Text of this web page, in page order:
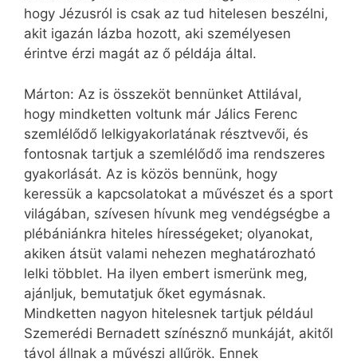
hogy Jézusról is csak az tud hitelesen beszélni,
akit igazán lázba hozott, aki személyesen
érintve érzi magát az ő példája által.
Márton: Az is összeköt bennünket Attilával,
hogy mindketten voltunk már Jálics Ferenc
szemlélődő lelkigyakorlatának résztvevői, és
fontosnak tartjuk a szemlélődő ima rendszeres
gyakorlását. Az is közös bennünk, hogy
keressük a kapcsolatokat a művészet és a sport
világában, szívesen hívunk meg vendégségbe a
plébániánkra hiteles hírességeket; olyanokat,
akiken átsüt valami nehezen meghatározható
lelki többlet. Ha ilyen embert ismerünk meg,
ajánljuk, bemutatjuk őket egymásnak.
Mindketten nagyon hitelesnek tartjuk például
Szemerédi Bernadett színésznő munkáját, akitől
távol állnak a művészi allűrök. Ennek